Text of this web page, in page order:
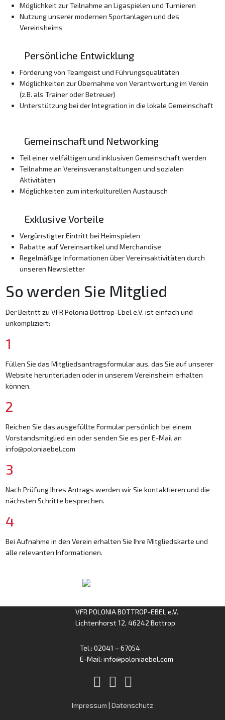
Möglichkeit zur Teilnahme an Ligaspielen und Turnieren
Nutzung unserer modernen Sportanlagen und des
Vereinsheims
Persönliche Entwicklung
Förderung von Teamgeist und Führungsqualitäten
Möglichkeiten zur Übernahme von Verantwortung im Verein
(z.B. als Trainer oder Betreuer)
Unterstützung bei der Integration in die lokale Gemeinschaft
Gemeinschaft und Networking
Teil einer vielfältigen und inklusiven Gemeinschaft werden
Teilnahme an Vereinsveranstaltungen und sozialen
Aktivitäten
Möglichkeiten zum interkulturellen Austausch
Exklusive Vorteile
Vergünstigter Eintritt bei Heimspielen
Rabatte auf Vereinsartikel und Merchandise
Regelmäßige Informationen über Vereinsaktivitäten durch
unseren Newsletter
So werden Sie Mitglied
Der Beitritt zu VFR Polonia Bottrop-Ebel e.V. ist einfach und
unkompliziert:
1
Füllen Sie das Mitgliedsantragsformular aus, das Sie auf unserer
Website herunterladen oder in unserem Vereinsheim erhalten
können.
2
Reichen Sie das ausgefüllte Formular persönlich bei einem
Vorstandsmitglied ein oder senden Sie es per E-Mail an
info@poloniaebel.com
3
Nach Prüfung Ihres Antrags werden wir Sie kontaktieren und die
nächsten Schritte besprechen.
4
Bei Aufnahme in den Verein erhalten Sie Ihre Mitgliedskarte und
alle relevanten Informationen.
VFR POLONIA BOTTROP-EBEL e.V.
Lichtenhorst 12, 46242 Bottrop
Tel.: 02041 – 67054
E-Mail: info@poloniaebel.com
Impressum | Datenschutz